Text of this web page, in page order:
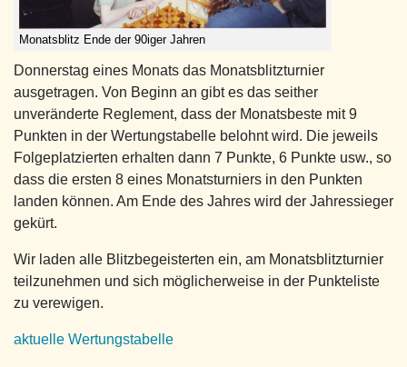
Monatsblitz Ende der 90iger Jahren
Donnerstag eines Monats das Monatsblitzturnier
ausgetragen. Von Beginn an gibt es das seither
unveränderte Reglement, dass der Monatsbeste mit 9
Punkten in der Wertungstabelle belohnt wird. Die jeweils
Folgeplatzierten erhalten dann 7 Punkte, 6 Punkte usw., so
dass die ersten 8 eines Monatsturniers in den Punkten
landen können. Am Ende des Jahres wird der Jahressieger
gekürt.
Wir laden alle Blitzbegeisterten ein, am Monatsblitzturnier
teilzunehmen und sich möglicherweise in der Punkteliste
zu verewigen.
aktuelle Wertungstabelle